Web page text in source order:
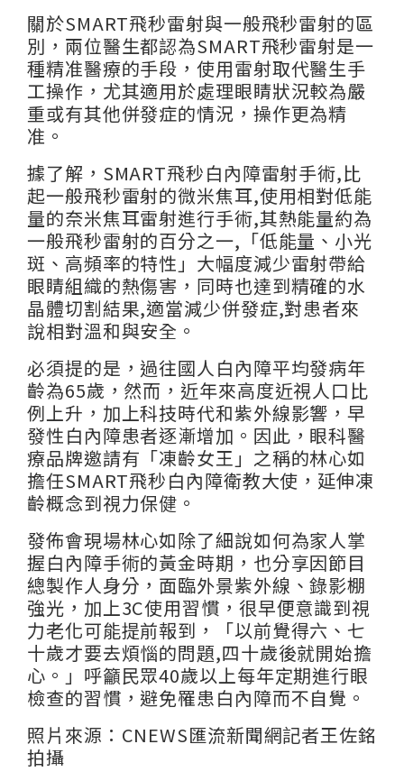
關於SMART飛秒雷射與一般飛秒雷射的區
別，兩位醫生都認為SMART飛秒雷射是一
種精准醫療的手段，使用雷射取代醫生手
工操作，尤其適用於處理眼睛狀況較為嚴
重或有其他併發症的情況，操作更為精
准。
據了解，SMART飛秒白內障雷射手術,比
起一般飛秒雷射的微米焦耳,使用相對低能
量的奈米焦耳雷射進行手術,其熱能量約為
一般飛秒雷射的百分之一,「低能量、小光
斑、高頻率的特性」大幅度減少雷射帶給
眼睛組織的熱傷害，同時也達到精確的水
晶體切割結果,適當減少併發症,對患者來
說相對溫和與安全。
必須提的是，過往國人白內障平均發病年
齡為65歲，然而，近年來高度近視人口比
例上升，加上科技時代和紫外線影響，早
發性白內障患者逐漸增加。因此，眼科醫
療品牌邀請有「凍齡女王」之稱的林心如
擔任SMART飛秒白內障衛教大使，延伸凍
齡概念到視力保健。
發佈會現場林心如除了細說如何為家人掌
握白內障手術的黃金時期，也分享因節目
總製作人身分，面臨外景紫外線、錄影棚
強光，加上3C使用習慣，很早便意識到視
力老化可能提前報到，「以前覺得六、七
十歲才要去煩惱的問題,四十歲後就開始擔
心。」呼籲民眾40歲以上每年定期進行眼
檢查的習慣，避免罹患白內障而不自覺。
照片來源：CNEWS匯流新聞網記者王佐銘
拍攝